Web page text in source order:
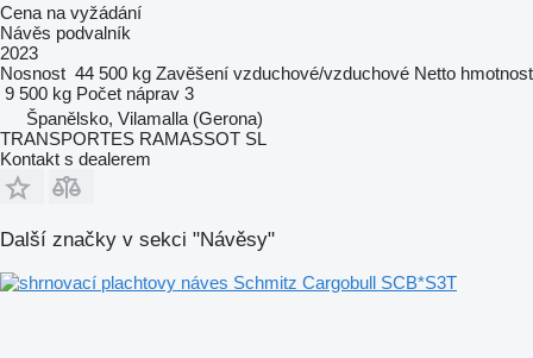
Cena na vyžádání
Návěs podvalník
2023
Nosnost 44 500 kg Zavěšení vzduchové/vzduchové Netto hmotnost
9 500 kg Počet náprav 3
Španělsko, Vilamalla (Gerona)
TRANSPORTES RAMASSOT SL
Kontakt s dealerem
Další značky v sekci "Návěsy"